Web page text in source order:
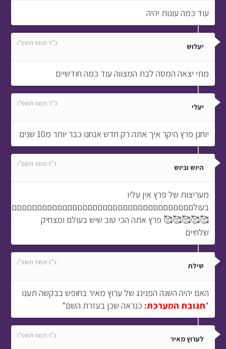
עוד כמה עונות יהיה
יעלוש כ"ד תמוז תשפ"ו
מתי יצאה המסה לבת המצווה עוד כמה חודשיים
יעלי כ"ד תמוז תשפ"ו
יוחנן פרץ היקר איך אתה רק חדש אנחנו כבר יותר מ10 שנים
היוש וביוש כ"ז תמוז תשפ"ו
מעריצות של פרץ אין עליו
🥰🥰🥰🥰🥰 פרץ אתה הכי טוב שיש בעולם ומצחיק
שלחיים
שילת כ"ז תמוז תשפ"ו
האם יהיה השנה הפנינג של ערוץ מאיר בחופש בבקשה תענו
*תגובת המערכת: כנראה שכן בעזרת השם*
לערוץ מאיר כ"ז תמוז תשפ"ו